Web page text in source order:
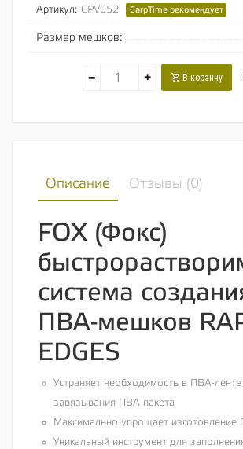
Артикул: CPV052 CarpTime рекомендует
Размер мешков:
− + В корзину
Описание Отзывы (0)
FOX (Фокс)
система
ПВА-мешков
EDGES
Устраняет необходимость в ПВА-
завязывания ПВА-пакета
Максимально упрощает
Уникальный инструмент для